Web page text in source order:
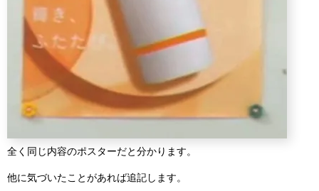
全く同じ内容のポスターだと分かります。
他に気づいたことがあれば追記します。